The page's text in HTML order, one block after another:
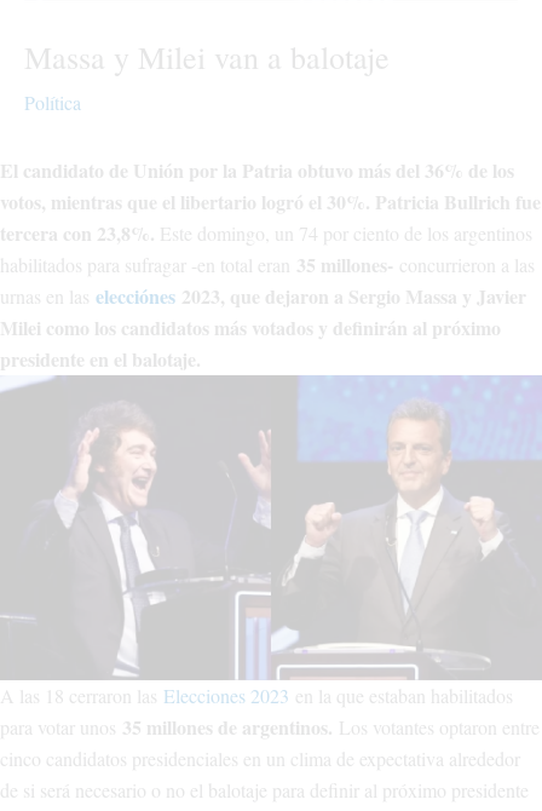
Massa y Milei van a balotaje
Política
El candidato de Unión por la Patria obtuvo más del 36% de los
votos, mientras que el libertario logró el 30%. Patricia Bullrich fue
tercera con 23,8%. Este domingo, un 74 por ciento de los argentinos
habilitados para sufragar -en total eran 35 millones- concurrieron a las
urnas en las elecciónes 2023, que dejaron a Sergio Massa y Javier
Milei como los candidatos más votados y definirán al próximo
presidente en el balotaje.
A las 18 cerraron las Elecciones 2023 en la que estaban habilitados
para votar unos 35 millones de argentinos. Los votantes optaron entre
cinco candidatos presidenciales en un clima de expectativa alrededor
de si será necesario o no el balotaje para definir al próximo presidente